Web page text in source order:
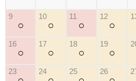
9
○
10
○
11
○
12
○
16
○
17
○
18
○
19
○
23 24 25 26